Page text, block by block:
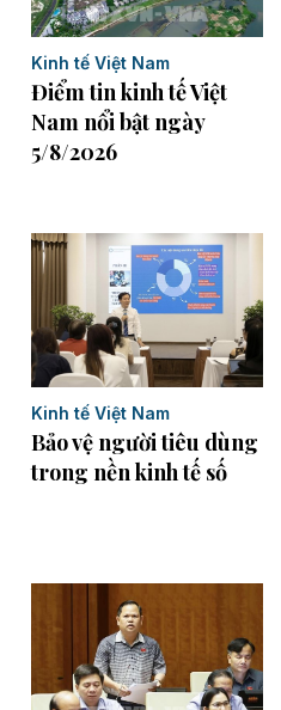
Kinh tế Việt Nam
Điểm tin kinh tế Việt
Nam nổi bật ngày
5/8/2026
Kinh tế Việt Nam
Bảo vệ người tiêu dùng
trong nền kinh tế số